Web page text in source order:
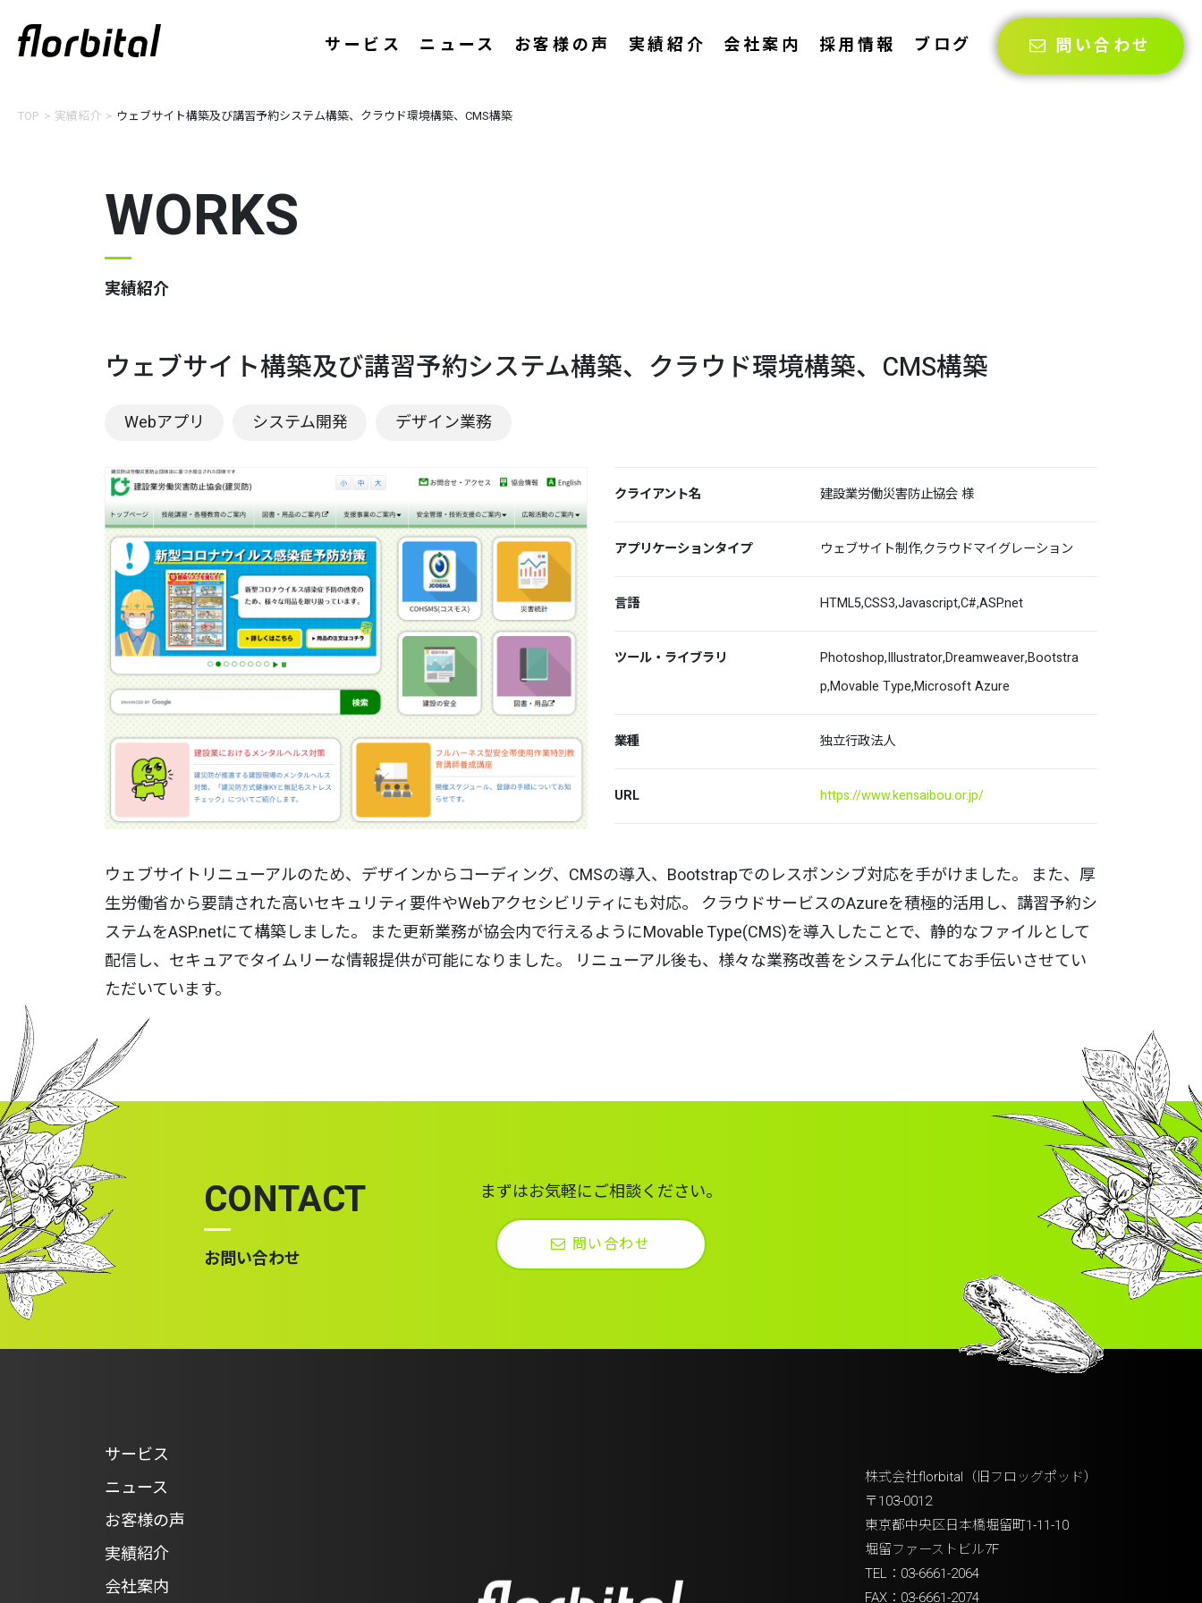
サービス ニュース お客様の声 実績紹介 会社案内 採用情報 ブログ 問い合わせ
TOP 実績紹介 ウェブサイト構築及び講習予約システム構築、クラウド環境構築、CMS構築
WORKS
実績紹介
ウェブサイト構築及び講習予約システム構築、クラウド環境構築、CMS構築
Webアプリ システム開発 デザイン業務
クライアント名 建設業労働災害防止協会 様
アプリケーションタイプ ウェブサイト制作,クラウドマイグレーション
言語 HTML5,CSS3,Javascript,C#,ASP.net
ツール・ライブラリ
Photoshop,Illustrator,Dreamweaver,Bootstra
p,Movable Type,Microsoft Azure
業種 独立行政法人
URL https://www.kensaibou.or.jp/
ウェブサイトリニューアルのため、デザインからコーディング、CMSの導入、Bootstrapでのレスポンシブ対応を手がけました。 また、厚
生労働省から要請された高いセキュリティ要件やWebアクセシビリティにも対応。 クラウドサービスのAzureを積極的活用し、講習予約シ
ステムをASP.netにて構築しました。 また更新業務が協会内で行えるようにMovable Type(CMS)を導入したことで、静的なファイルとして
配信し、セキュアでタイムリーな情報提供が可能になりました。 リニューアル後も、様々な業務改善をシステム化にてお手伝いさせてい
ただいています。
CONTACT
お問い合わせ
まずはお気軽にご相談ください。
問い合わせ
サービス
ニュース
お客様の声
実績紹介
会社案内
株式会社florbital（旧フロッグポッド）
〒103-0012
東京都中央区日本橋堀留町1-11-10
堀留ファーストビル7F
TEL：03-6661-2064
FAX：03-6661-2074